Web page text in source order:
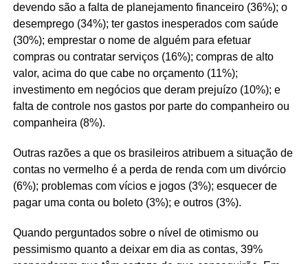
devendo são a falta de planejamento financeiro (36%); o
desemprego (34%); ter gastos inesperados com saúde
(30%); emprestar o nome de alguém para efetuar
compras ou contratar serviços (16%); compras de alto
valor, acima do que cabe no orçamento (11%);
investimento em negócios que deram prejuízo (10%); e
falta de controle nos gastos por parte do companheiro ou
companheira (8%).
Outras razões a que os brasileiros atribuem a situação de
contas no vermelho é a perda de renda com um divórcio
(6%); problemas com vícios e jogos (3%); esquecer de
pagar uma conta ou boleto (3%); e outros (3%).
Quando perguntados sobre o nível de otimismo ou
pessimismo quanto a deixar em dia as contas, 39%